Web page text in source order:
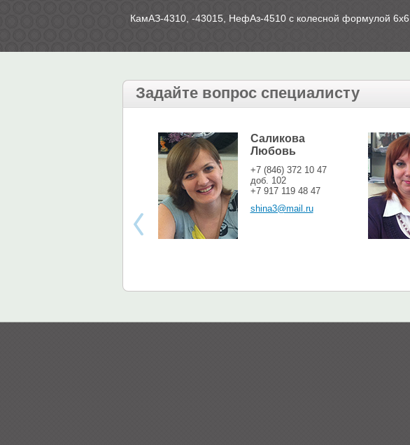
КамАЗ-4310, -43015, НефАз-4510 с колесной формулой 6х6
Задайте вопрос специалисту
Саликова
Любовь
+7 (846) 372 10 47
доб. 102
+7 917 119 48 47
shina3@mail.ru